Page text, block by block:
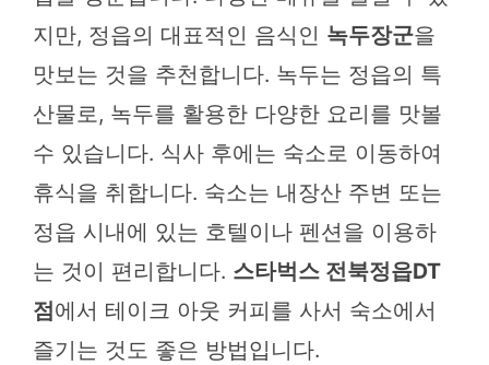
지만, 정읍의 대표적인 음식인 녹두장군을
맛보는 것을 추천합니다. 녹두는 정읍의 특
산물로, 녹두를 활용한 다양한 요리를 맛볼
수 있습니다. 식사 후에는 숙소로 이동하여
휴식을 취합니다. 숙소는 내장산 주변 또는
정읍 시내에 있는 호텔이나 펜션을 이용하
는 것이 편리합니다. 스타벅스 전북정읍DT
점에서 테이크 아웃 커피를 사서 숙소에서
즐기는 것도 좋은 방법입니다.